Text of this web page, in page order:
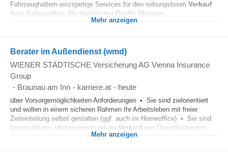
Fahrzeughaltern einzigartige Services für den reibungslosen Verkauf
ihres Gebrauchten. Als technischer Quality Manager...
Mehr anzeigen
Berater im Außendienst (wmd)
WIENER STÄDTISCHE Versicherung AG Vienna Insurance
Group
- Braunau am Inn - karriere.at - heute
über Vorsorgemöglichkeiten Anforderungen • Sie sind zielorientiert
und wollen in einem sicheren Rahmen Ihr Arbeitsleben mit freier
Zeiteinteilung selbst gestalten (ggf. auch im Homeoffice) • Sie sind
kommunikativ, überzeugend und der Verkauf von Dienstleistungen...
Mehr anzeigen